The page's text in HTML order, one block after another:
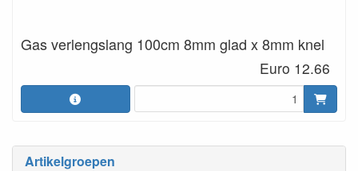
Artikelgroepen
Gas verlengslang 100cm 8mm glad x 8mm knel
Euro 12.66